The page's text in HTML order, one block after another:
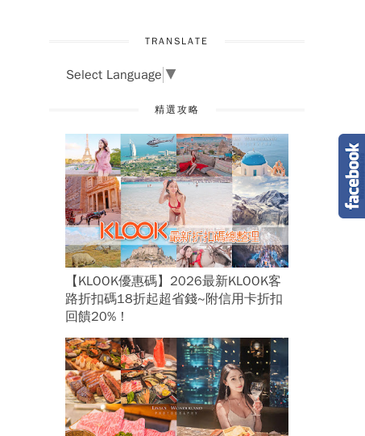
TRANSLATE
Select Language ▼
精選攻略
【KLOOK優惠碼】2026最新KLOOK客
路折扣碼18折起超省錢~附信用卡折扣
回饋20%！